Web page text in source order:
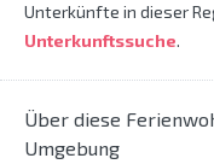
Unterkünfte in dieser
Unterkunftssuche.
Über diese
Umgebung